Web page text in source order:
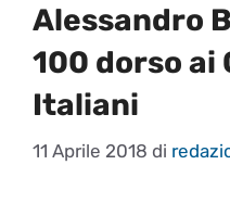
Alessandro
100 dorso ai
Italiani
11 Aprile 2018 di